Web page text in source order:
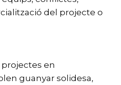
del projecte o
projectes en
guanyar solidesa,